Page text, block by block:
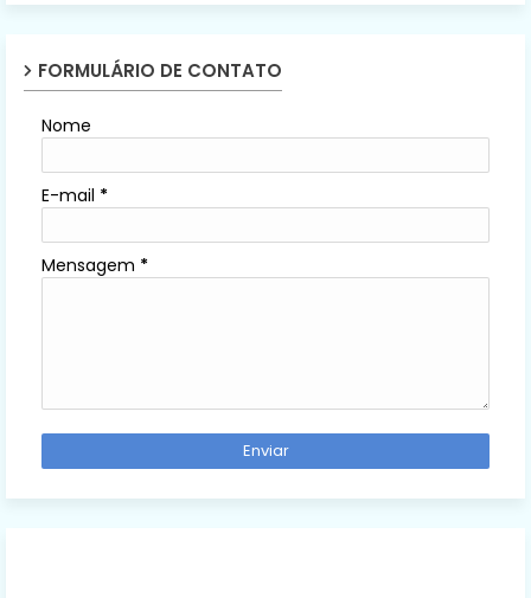
FORMULÁRIO DE CONTATO
Nome
E-mail *
Mensagem *